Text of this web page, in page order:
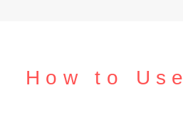
How to Use